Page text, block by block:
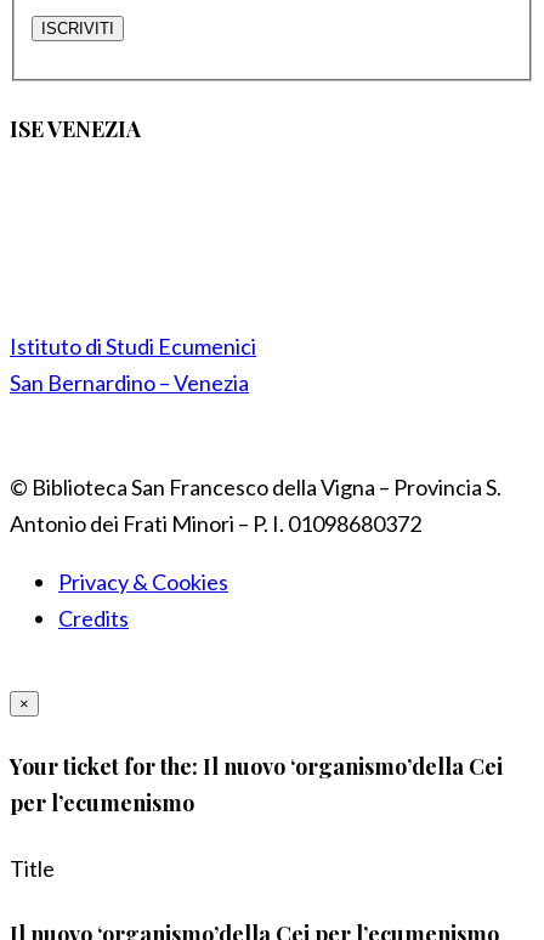
ISE VENEZIA
Istituto di Studi Ecumenici
San Bernardino – Venezia
© Biblioteca San Francesco della Vigna – Provincia S.
Antonio dei Frati Minori – P. I. 01098680372
Privacy & Cookies
Credits
×
Your ticket for the: Il nuovo ‘organismo’della Cei
per l’ecumenismo
Title
Il nuovo ‘organismo’della Cei per l’ecumenismo